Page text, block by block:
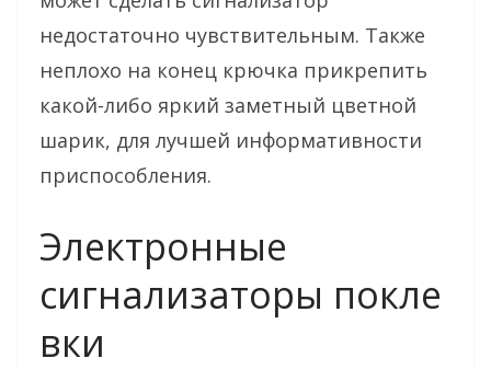
недостаточно чувствительным. Также
неплохо на конец крючка прикрепить
какой-либо яркий заметный цветной
шарик, для лучшей информативности
приспособления.
Электронные
сигнализаторы покле
вки